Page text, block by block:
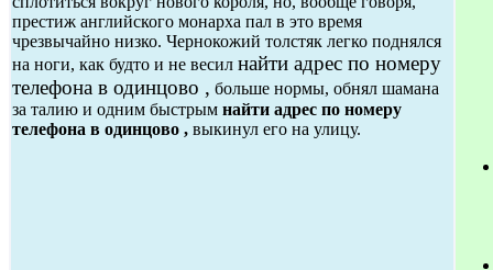
престиж английского монарха пал в это время
чрезвычайно низко. Чернокожий толстяк легко поднялся
на ноги, как будто и не весил найти адрес по номеру
телефона в одинцово , больше нормы, обнял шамана
за талию и одним быстрым найти адрес по номеру
телефона в одинцово , выкинул его на улицу.